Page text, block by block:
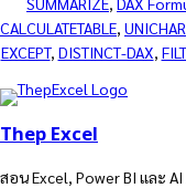
CALCULATETABLE, UNICHAR
EXCEPT, DISTINCT-DAX,
Thep Excel
สอน Excel, Power BI และ